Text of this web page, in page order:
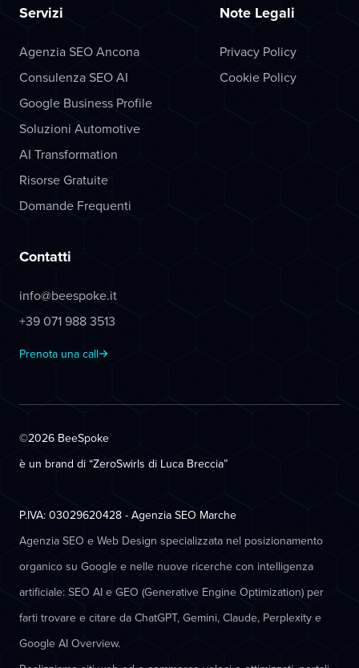
Servizi
Agenzia SEO Ancona
Consulenza SEO AI
Google Business Profile
Soluzioni Automotive
AI Transformation
Risorse Gratuite
Domande Frequenti
Note Legali
Privacy Policy
Cookie Policy
Contatti
info@beespoke.it
+39 071 988 3513
Prenota una call
©2026 BeeSpoke
è un brand di “ZeroSwirls di Luca Breccia”
P.IVA: 03029620428 - Agenzia SEO Marche
Agenzia SEO e Web Design specializzata nel posizionamento
organico su Google e nelle nuove ricerche con intelligenza
artificiale: SEO AI e GEO (Generative Engine Optimization) per
farti trovare e citare da ChatGPT, Gemini, Claude, Perplexity e
Google AI Overview.